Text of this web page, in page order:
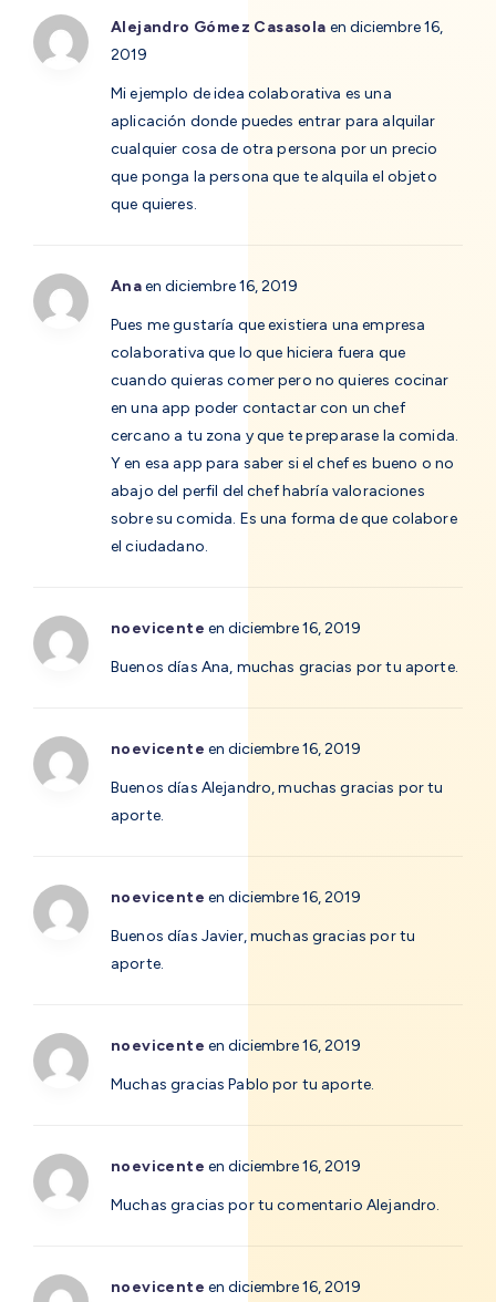
Alejandro Gómez Casasola en diciembre 16,
2019
Mi ejemplo de idea colaborativa es una
aplicación donde puedes entrar para alquilar
cualquier cosa de otra persona por un precio
que ponga la persona que te alquila el objeto
que quieres.
Anaen diciembre 16, 2019
Pues me gustaría que existiera una empresa
colaborativa que lo que hiciera fuera que
cuando quieras comer pero no quieres cocinar
en una app poder contactar con un chef
cercano a tu zona y que te preparase la comida.
Y en esa app para saber si el chef es bueno o no
abajo del perfil del chef habría valoraciones
sobre su comida. Es una forma de que colabore
el ciudadano.
noevicente en diciembre 16, 2019
Buenos días Ana, muchas gracias por tu aporte.
noevicente en diciembre 16, 2019
Buenos días Alejandro, muchas gracias por tu
aporte.
noevicente en diciembre 16, 2019
Buenos días Javier, muchas gracias por tu
aporte.
noevicente en diciembre 16, 2019
Muchas gracias Pablo por tu aporte.
noevicente en diciembre 16, 2019
Muchas gracias por tu comentario Alejandro.
noevicente en diciembre 16, 2019